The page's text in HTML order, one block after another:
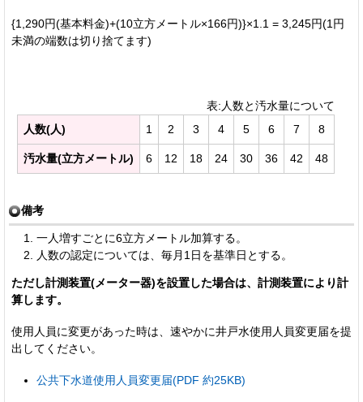
{1,290円(基本料金)+(10立方メートル×166円)}×1.1 = 3,245円(1円
未満の端数は切り捨てます)
表:人数と汚水量について
人数(人)
1 2 3 4 5 6 7 8
汚水量(立方メートル) 6 12 18 24 30 36 42 48
備考
一人増すごとに6立方メートル加算する。
人数の認定については、毎月1日を基準日とする。
ただし計測装置(メーター器)を設置した場合は、計測装置により計
算します。
使用人員に変更があった時は、速やかに井戸水使用人員変更届を提
出してください。
公共下水道使用人員変更届(PDF 約25KB)